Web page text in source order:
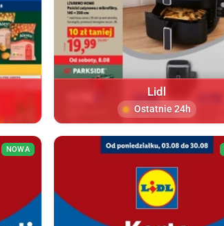
Lidl
Ostatnie 24h
NOWA